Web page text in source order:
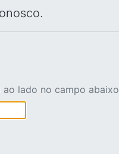
lado no campo abaixo